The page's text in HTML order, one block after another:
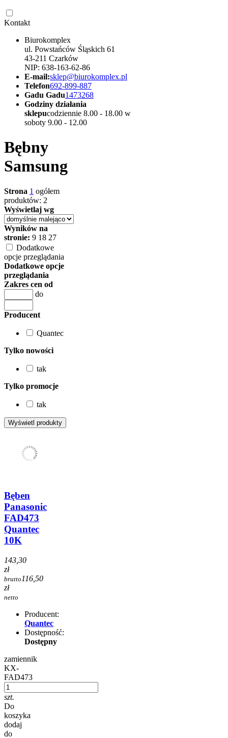
Kontakt
Biurokomplex
ul. Powstańców Śląskich 61
43-211 Czarków
NIP: 638-163-62-86
E-mail:sklep@biurokomplex.pl
Telefon692-899-887
Gadu Gadu1473268
Godziny działania
sklepucodziennie 8.00 - 18.00 w
soboty 9.00 - 12.00
Bębny
Samsung
Strona 1 ogółem
produktów: 2
Wyświetlaj wg
Wyników na
stronie: 9 18 27
Dodatkowe
opcje przeglądania
Dodatkowe opcje
przeglądania
Zakres cen od
do
Producent
Quantec
Tylko nowości
tak
Tylko promocje
tak
Bęben
Panasonic
FAD473
Quantec
10K
143,30
zł
brutto 116,50
zł
netto
Producent:
Quantec
Dostępność:
Dostępny
zamiennik
KX-
FAD473
szt.
Do
koszyka
dodaj
do